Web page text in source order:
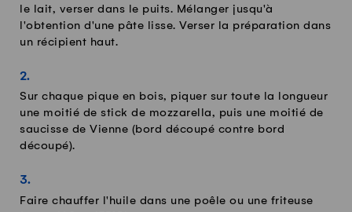
le lait, verser dans le puits. Mélanger jusqu'à
l'obtention d'une pâte lisse. Verser la préparation dans
un récipient haut.
Sur chaque pique en bois, piquer sur toute la longueur
une moitié de stick de mozzarella, puis une moitié de
saucisse de Vienne (bord découpé contre bord
découpé).
Faire chauffer l'huile dans une poêle ou une friteuse